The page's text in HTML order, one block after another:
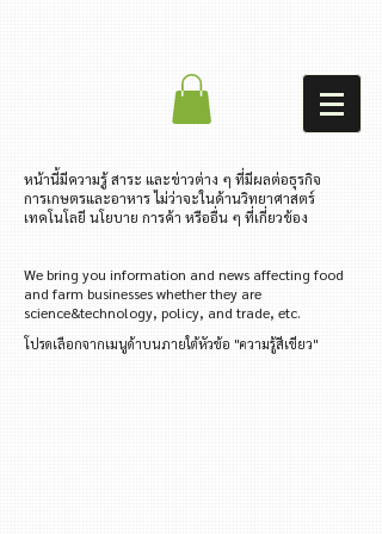
​หน้านี้มีความรู้ สาระ และข่าวต่าง ๆ ที่มีผลต่อธุรกิจ
การเกษตรและอาหาร ไม่ว่าจะในด้านวิทยาศาสตร์
เทคโนโลยี นโยบาย การค้า หรืออื่น ๆ ที่เกี่ยวข้อง
We bring you information and news affecting food
and farm businesses whether they are
science&technology, policy, and trade, etc.
โปรดเลือกจากเมนูด้าบนภายใต้หัวข้อ "ความรู้สีเขียว"